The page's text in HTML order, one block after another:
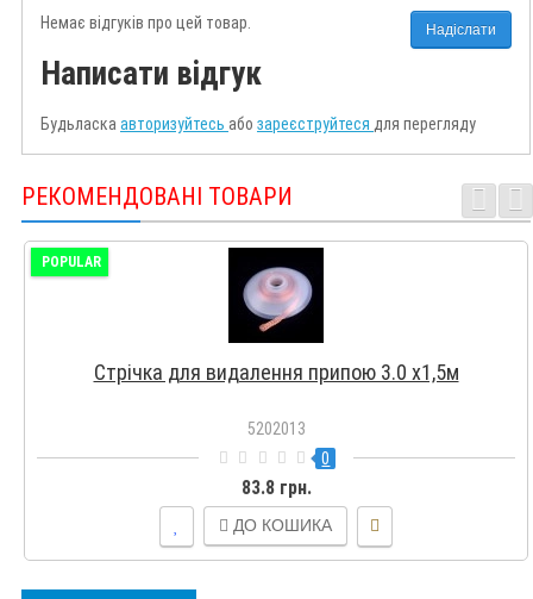
Надіслати
Немає відгуків про цей товар.
Написати відгук
Будьласка авторизуйтесь або зареєструйтеся для перегляду
РЕКОМЕНДОВАНІ ТОВАРИ
POPULAR
Стрічка для видалення припою 3.0 х1,5м
5202013
0
83.8 грн.
ДО КОШИКА